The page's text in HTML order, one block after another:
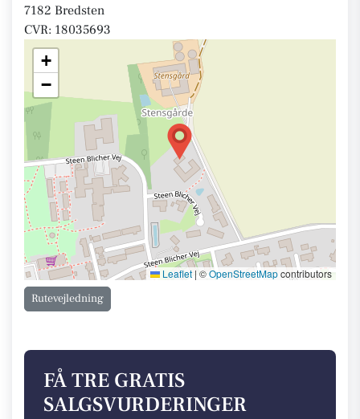
7182 Bredsten
CVR: 18035693
+
−
Leaflet | ©OpenStreetMapcontributors
Rutevejledning
FÅ TRE GRATIS
SALGSVURDERINGER